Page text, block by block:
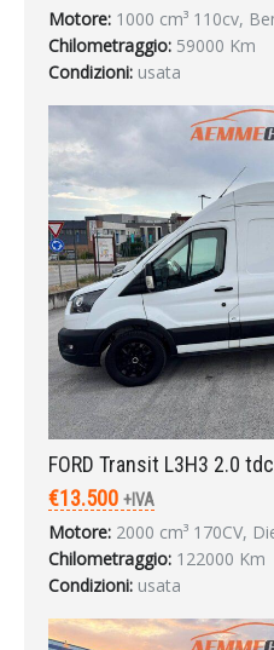
Motore: 1000 cm³ 110cv,
Chilometraggio: 59000 Km
Condizioni: usata
FORD Transit L3H3 2.0
€13.500 +IVA
Motore: 2000 cm³ 170CV,
Chilometraggio: 122000 Km
Condizioni: usata